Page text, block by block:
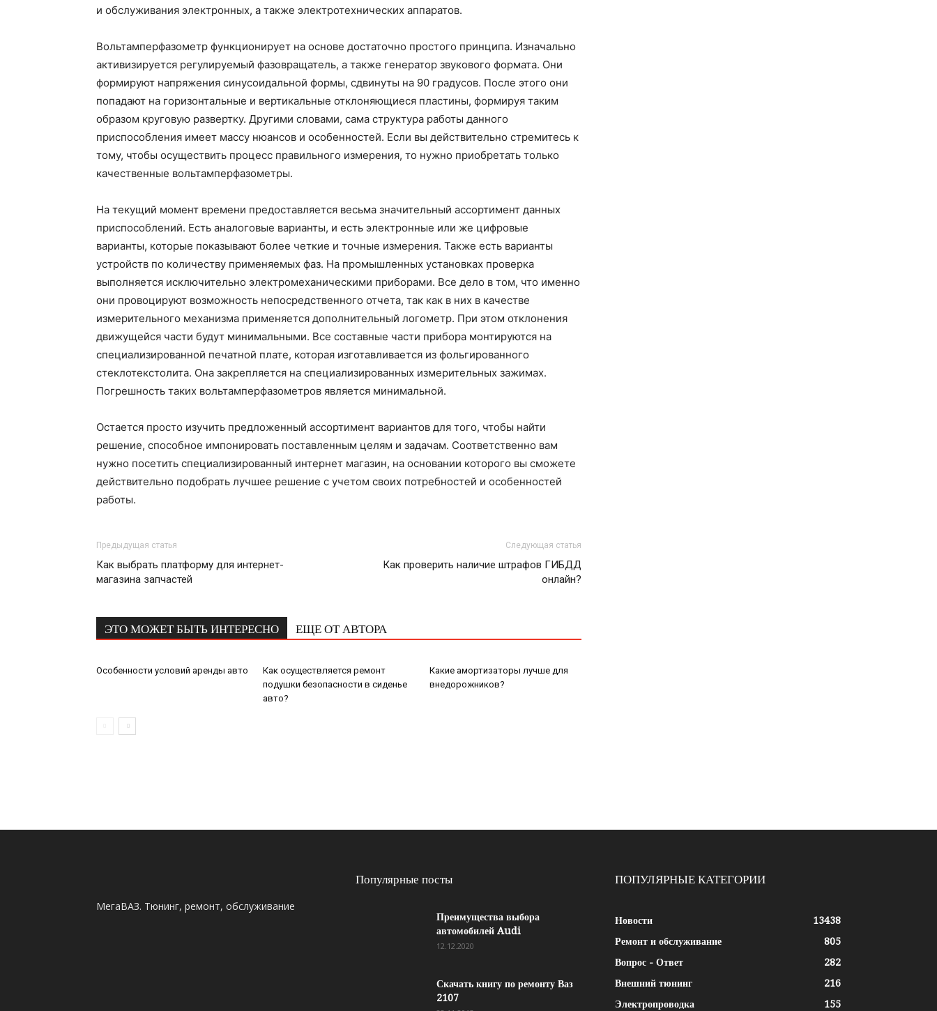
и обслуживания электронных, а также электротехнических аппаратов.
Вольтамперфазометр функционирует на основе достаточно простого принципа. Изначально
активизируется регулируемый фазовращатель, а также генератор звукового формата. Они
формируют напряжения синусоидальной формы, сдвинуты на 90 градусов. После этого они
попадают на горизонтальные и вертикальные отклоняющиеся пластины, формируя таким
образом круговую развертку. Другими словами, сама структура работы данного
приспособления имеет массу нюансов и особенностей. Если вы действительно стремитесь к
тому, чтобы осуществить процесс правильного измерения, то нужно приобретать только
качественные вольтамперфазометры.
На текущий момент времени предоставляется весьма значительный ассортимент данных
приспособлений. Есть аналоговые варианты, и есть электронные или же цифровые
варианты, которые показывают более четкие и точные измерения. Также есть варианты
устройств по количеству применяемых фаз. На промышленных установках проверка
выполняется исключительно электромеханическими приборами. Все дело в том, что именно
они провоцируют возможность непосредственного отчета, так как в них в качестве
измерительного механизма применяется дополнительный логометр. При этом отклонения
движущейся части будут минимальными. Все составные части прибора монтируются на
специализированной печатной плате, которая изготавливается из фольгированного
стеклотекстолита. Она закрепляется на специализированных измерительных зажимах.
Погрешность таких вольтамперфазометров является минимальной.
Остается просто изучить предложенный ассортимент вариантов для того, чтобы найти
решение, способное импонировать поставленным целям и задачам. Соответственно вам
нужно посетить специализированный интернет магазин, на основании которого вы сможете
действительно подобрать лучшее решение с учетом своих потребностей и особенностей
работы.
Предыдущая статья
Как выбрать платформу для интернет-
магазина запчастей
Следующая статья
Как проверить наличие штрафов ГИБДД
онлайн?
ЭТО МОЖЕТ БЫТЬ ИНТЕРЕСНО ЕЩЕ ОТ АВТОРА
Особенности условий аренды авто
Как осуществляется ремонт
подушки безопасности в сиденье
авто?
Какие амортизаторы лучше для
внедорожников?
МегаВАЗ. Тюнинг, ремонт, обслуживание
Популярные посты
Преимущества выбора
автомобилей Audi
12.12.2020
Скачать книгу по ремонту Ваз
2107
ПОПУЛЯРНЫЕ КАТЕГОРИИ
Новости
13438
Ремонт и обслуживание
805
Вопрос - Ответ
282
Внешний тюнинг
216
Электропроводка
155